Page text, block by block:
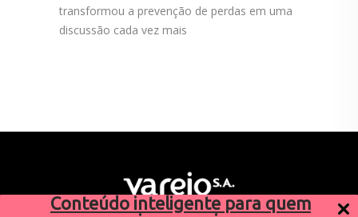
Conteúdo inteligente para quem
transformou a prevenção de perdas em uma
discussão cada vez mais